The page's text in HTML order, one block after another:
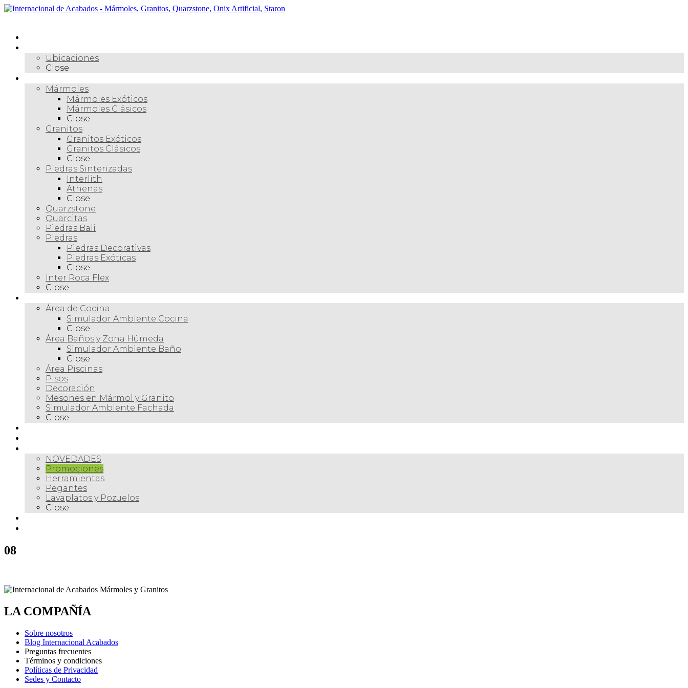
Skip
Ubicaciones
Close
Mármoles
Mármoles Exóticos
Mármoles Clásicos
Close
Granitos
Granitos Exóticos
Granitos Clásicos
Close
Piedras Sinterizadas
Interlith
Athenas
Close
Quarzstone
Quarcitas
Piedras Bali
Piedras
Piedras Decorativas
Piedras Exóticas
Close
Inter Roca Flex
Close
Área de Cocina
Simulador Ambiente Cocina
Close
Área Baños y Zona Húmeda
Simulador Ambiente Baño
Close
Área Piscinas
Pisos
Decoración
Mesones en Mármol y Granito
Simulador Ambiente Fachada
Close
NOVEDADES
Promociones
Herramientas
Pegantes
Lavaplatos y Pozuelos
Close
08
LA COMPAÑÍA
Sobre nosotros
Blog Internacional Acabados
Preguntas frecuentes
Términos y condiciones
Políticas de Privacidad
Sedes y Contacto